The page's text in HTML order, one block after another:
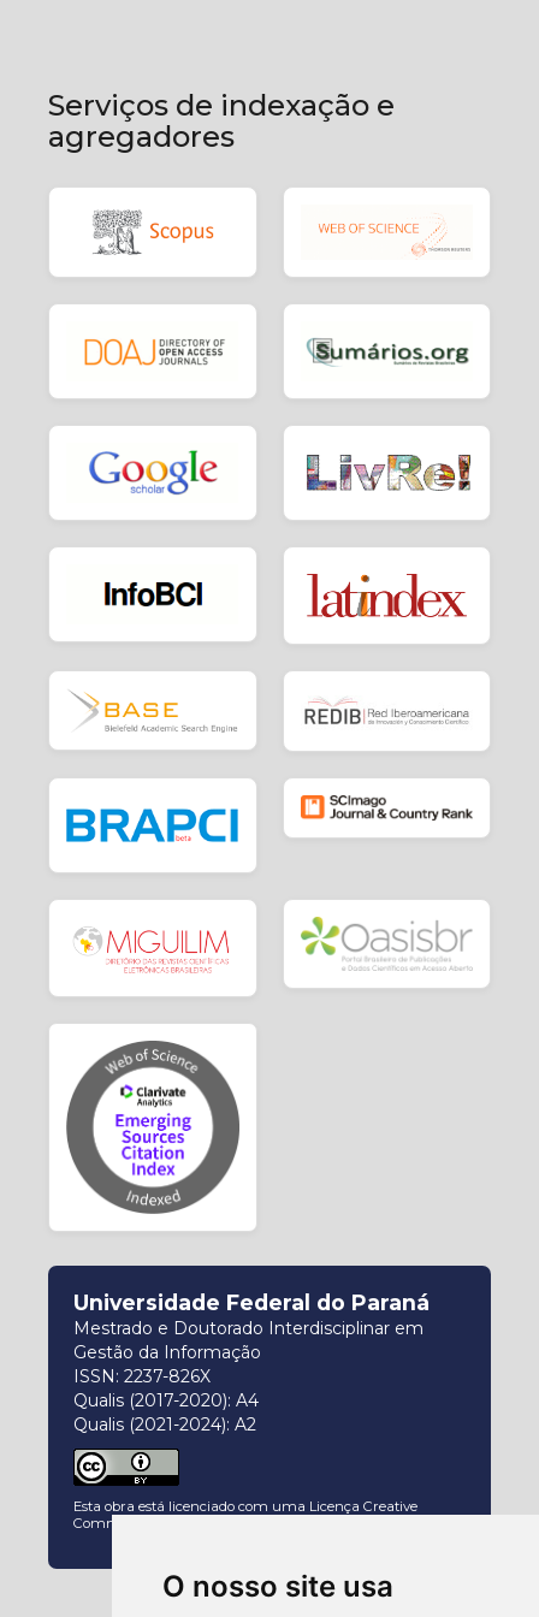
O nosso site usa
Serviços de indexação e
agregadores
Universidade Federal do Paraná
Mestrado e Doutorado Interdisciplinar em
Gestão da Informação
ISSN: 2237-826X
Qualis (2017-2020): A4
Qualis (2021-2024): A2
Esta obra está licenciado com uma Licença Creative
Commons Atribuição 4.0 Internacional